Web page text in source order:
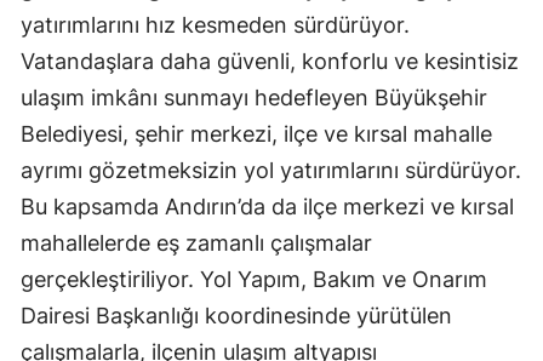
yatırımlarını hız kesmeden sürdürüyor.
Vatandaşlara daha güvenli, konforlu ve kesintisiz
ulaşım imkânı sunmayı hedefleyen Büyükşehir
Belediyesi, şehir merkezi, ilçe ve kırsal mahalle
ayrımı gözetmeksizin yol yatırımlarını sürdürüyor.
Bu kapsamda Andırın’da da ilçe merkezi ve kırsal
mahallelerde eş zamanlı çalışmalar
gerçekleştiriliyor. Yol Yapım, Bakım ve Onarım
Dairesi Başkanlığı koordinesinde yürütülen
çalışmalarla, ilçenin ulaşım altyapısı